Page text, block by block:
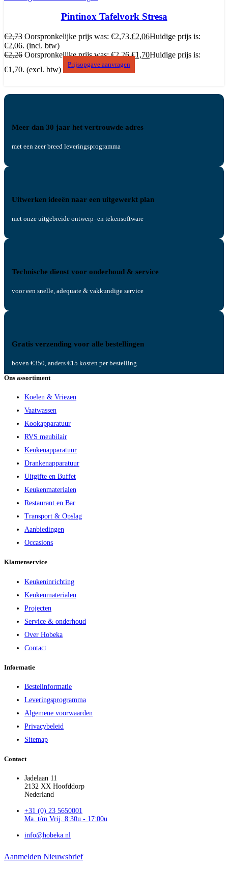
Pintinox Tafelvork Stresa
€2,73 Oorspronkelijke prijs was: €2,73.€2,06Huidige prijs is:
€2,06. (incl. btw)
€2,26 Oorspronkelijke prijs was: €2,26.€1,70Huidige prijs is:
€1,70. (excl. btw)
Prijsopgave aanvragen
Meer dan 30 jaar het vertrouwde adres
met een zeer breed leveringsprogramma
Uitwerken ideeën naar een uitgewerkt plan
met onze uitgebreide ontwerp- en tekensoftware
Technische dienst voor onderhoud & service
voor een snelle, adequate & vakkundige service
Gratis verzending voor alle bestellingen
boven €350, anders €15 kosten per bestelling
Ons assortiment
Koelen & Vriezen
Vaatwassen
Kookapparatuur
RVS meubilair
Keukenapparatuur
Drankenapparatuur
Uitgifte en Buffet
Keukenmaterialen
Restaurant en Bar
Transport & Opslag
Aanbiedingen
Occasions
Klantenservice
Keukeninrichting
Keukenmaterialen
Projecten
Service & onderhoud
Over Hobeka
Contact
Informatie
Bestelinformatie
Leveringsprogramma
Algemene voorwaarden
Privacybeleid
Sitemap
Contact
Jadelaan 11
2132 XX Hoofddorp
Nederland
+31 (0) 23 5650001
Ma. t/m Vrij. 8:30u - 17:00u
info@hobeka.nl
Aanmelden Nieuwsbrief